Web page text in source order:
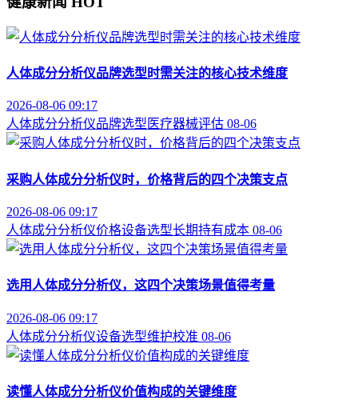
人体成分分析仪品牌选型时需关注的核心技术维度
2026-08-06 09:17
人体成分分析仪品牌选型 医疗器械评估 08-06
采购人体成分分析仪时，价格背后的四个决策支点
2026-08-06 09:17
人体成分分析仪价格设备选型长期持有成本 08-06
选用人体成分分析仪，这四个决策场景值得考量
2026-08-06 09:17
人体成分分析仪设备选型维护校准 08-06
读懂人体成分分析仪价值构成的关键维度